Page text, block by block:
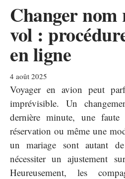
Changer
vol :
en ligne
4 août 2025
Voyager en avion peut
imprévisible. Un
dernière minute, une
réservation ou même une
un mariage sont autant
nécessiter un ajustement
Heureusement, les